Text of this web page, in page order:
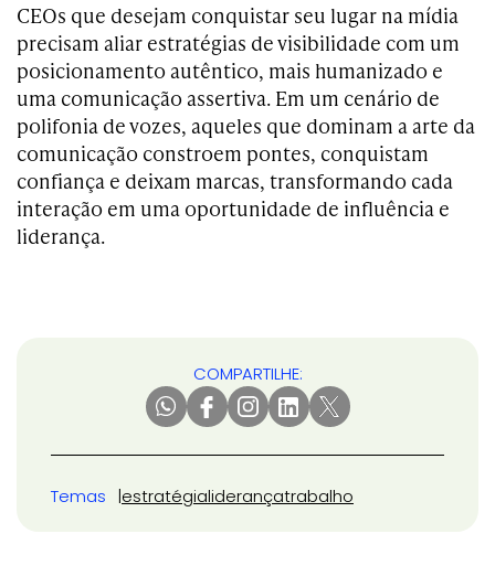
CEOs que desejam conquistar seu lugar na mídia
precisam aliar estratégias de visibilidade com um
posicionamento autêntico, mais humanizado e
uma comunicação assertiva. Em um cenário de
polifonia de vozes, aqueles que dominam a arte da
comunicação constroem pontes, conquistam
confiança e deixam marcas, transformando cada
interação em uma oportunidade de influência e
liderança.
COMPARTILHE:
Temas estratégialiderançatrabalho